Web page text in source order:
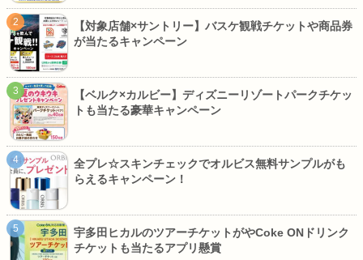
【対象店舗×サントリー】バスケ観戦チケットや商品券
が当たるキャンペーン
【ベルク×カルビー】ディズニーリゾートパークチケッ
トも当たる豪華キャンペーン
全プレ☆スキンチェックでオルビス無料サンプルがも
らえるキャンペーン！
宇多田ヒカルのツアーチケットがやCoke ONドリンク
チケットも当たるアプリ懸賞